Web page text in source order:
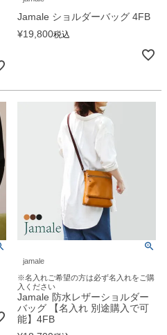
Jamale ショルダーバッグ 4FB
¥19,800税込
jamale
※名入れご希望の方は必ず名入れをご購
入ください
Jamale 防水レザーショルダー
バッグ 【名入れ 別途購入で可
能】4FB